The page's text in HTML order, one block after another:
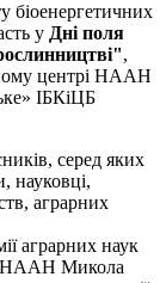
біоенергетичних
у Дні поля
,
центрі НААН
ІБКіЦБ
серед яких
науковці,
аграрних
аграрних наук
НААН Микола